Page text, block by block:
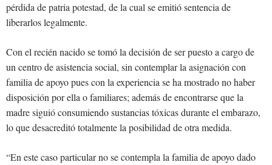
pérdida de patria potestad, de la cual se emitió sentencia de
liberarlos legalmente.
Con el recién nacido se tomó la decisión de ser puesto a cargo de
un centro de asistencia social, sin contemplar la asignación con
familia de apoyo pues con la experiencia se ha mostrado no haber
disposición por ella o familiares; además de encontrarse que la
madre siguió consumiendo sustancias tóxicas durante el embarazo,
lo que desacreditó totalmente la posibilidad de otra medida.
“En este caso particular no se contempla la familia de apoyo dado